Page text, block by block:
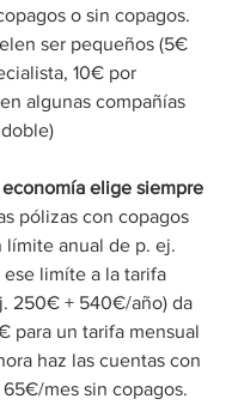
o sin copagos.
ser pequeños (5€
10€ por
algunas compañías
elige siempre
pólizas con copagos
límite anual de p. ej.
limíte a la tarifa
250€ + 540€/año) da
para un tarifa mensual
haz las cuentas con
mes sin copagos.